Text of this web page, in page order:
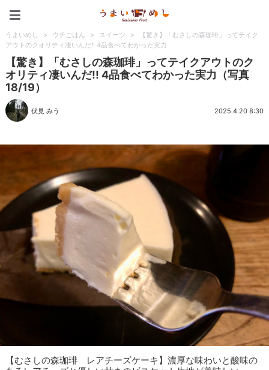
うまいめし > ウチごはん > スイーツ >
【驚き】「むさしの森珈琲」ってテイク
アウトのクオリティ凄いんだ!! 4品食べてわかった実力
【驚き】「むさしの森珈琲」ってテイクアウトのク
オリティ凄いんだ!! 4品食べてわかった実力（写真
18/19）
伏見 みう 2025.4.20 8:30
【むさしの森珈琲 レアチーズケーキ】濃厚な味わいと酸味の